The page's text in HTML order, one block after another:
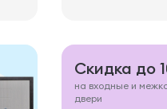
Скидка до
на входные и
двери